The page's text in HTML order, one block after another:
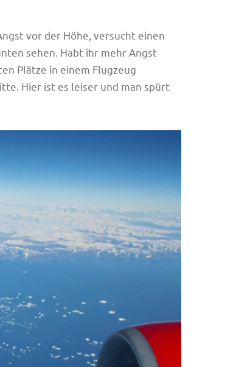
vor der Höhe, versucht einen
sehen. Habt ihr mehr Angst
Plätze in einem Flugzeug
Hier ist es leiser und man spürt